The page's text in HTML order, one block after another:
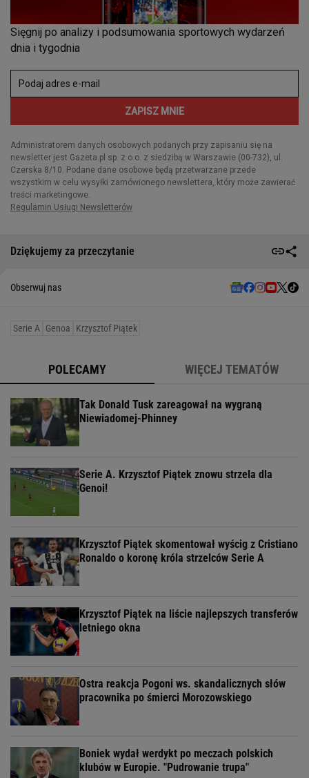
Dziękujemy za przeczytanie
Obserwuj nas
Serie A Genoa Krzysztof Piątek
POLECAMY WIĘCEJ TEMATÓW
Tak Donald Tusk zareagował na wygraną
Niewiadomej-Phinney
Serie A. Krzysztof Piątek znowu strzela dla
Genoi!
Krzysztof Piątek skomentował wyścig z Cristiano
Ronaldo o koronę króla strzelców Serie A
Krzysztof Piątek na liście najlepszych transferów
letniego okna
Ostra reakcja Pogoni ws. skandalicznych słów
pracownika po śmierci Morozowskiego
Boniek wydał werdykt po meczach polskich
klubów w Europie. "Pudrowanie trupa"